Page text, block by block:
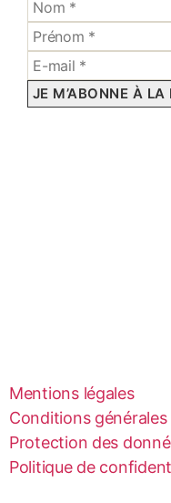
Mentions légales
Conditions
Protection des
Politique de